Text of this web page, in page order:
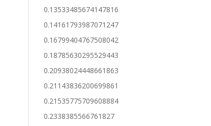
0.13533485674147816
0.14161793987071247
0.16799404767508042
0.18785630295529443
0.20938024448661863
0.21143836200699861
0.21535775709608884
0.2338385566761827